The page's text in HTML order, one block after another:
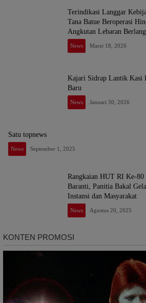
Terindikasi Langgar
Tana Batue Beroperasi
Angkutan Lebaran
News Maret 18, 2026
Kajari Sidrap Lantik Kasi
Baru
News Januari 30, 2026
Satu topnews
News September 1, 2025
Rangkaian HUT RI Ke-80
Baranti, Panitia Bakal
Instansi dan Masyarakat
News Agustus 20, 2025